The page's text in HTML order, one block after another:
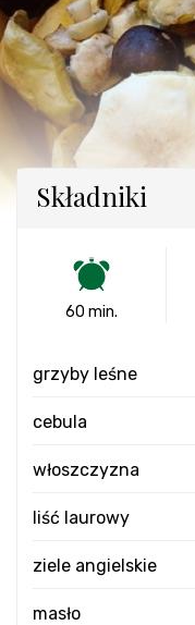
Składniki
60 min.
grzyby leśne
cebula
włoszczyzna
liść laurowy
ziele angielskie
masło